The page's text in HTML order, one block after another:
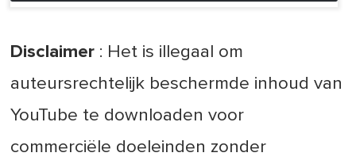
Disclaimer : Het is illegaal om
auteursrechtelijk beschermde inhoud van
YouTube te downloaden voor
commerciële doeleinden zonder